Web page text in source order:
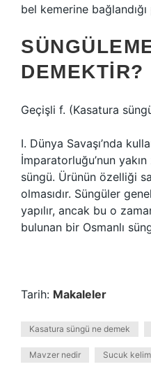
bel kemerine bağlandığı
DEMEKTIR?
Geçişli f. (Kasatura
I. Dünya Savaşı’nda
İmparatorluğu’nun
süngü. Ürünün özelliği
olmasıdır. Süngüler
yapılır, ancak bu o
bulunan bir Osmanlı
Tarih: Makaleler
Kasatura süngü ne demek
Mavzer nedir Sucuk